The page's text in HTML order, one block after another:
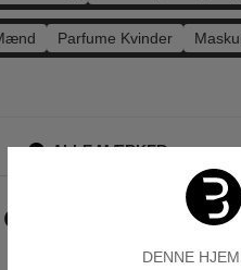
DENNE
Parfume Kvinder
ALLE MÆRKER
produktet